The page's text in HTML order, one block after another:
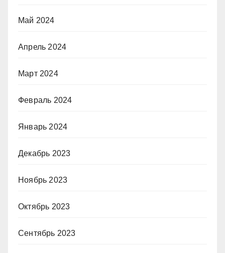
Май 2024
Апрель 2024
Март 2024
Февраль 2024
Январь 2024
Декабрь 2023
Ноябрь 2023
Октябрь 2023
Сентябрь 2023